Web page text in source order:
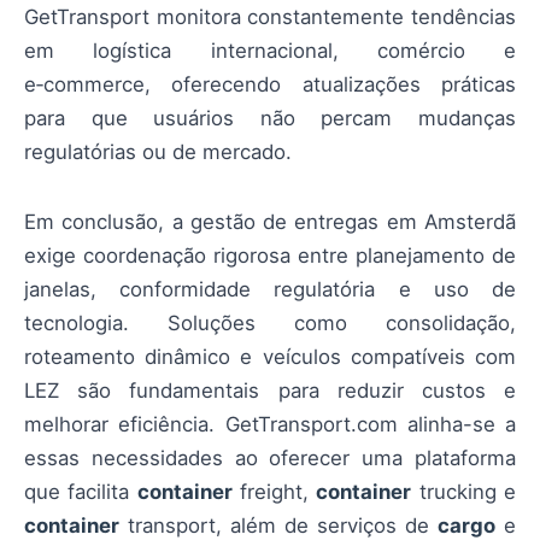
GetTransport monitora constantemente tendências
em logística internacional, comércio e
e‑commerce, oferecendo atualizações práticas
para que usuários não percam mudanças
regulatórias ou de mercado.
Em conclusão, a gestão de entregas em Amsterdã
exige coordenação rigorosa entre planejamento de
janelas, conformidade regulatória e uso de
tecnologia. Soluções como consolidação,
roteamento dinâmico e veículos compatíveis com
LEZ são fundamentais para reduzir custos e
melhorar eficiência. GetTransport.com alinha-se a
essas necessidades ao oferecer uma plataforma
que facilita containerfreight,container trucking e
container transport, além de serviços de cargo e